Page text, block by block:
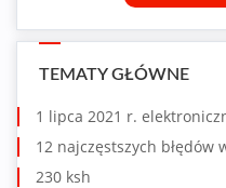
TEMATY GŁÓWNE
1 lipca 2021 r.
12 najczęstszych błędów
230 ksh